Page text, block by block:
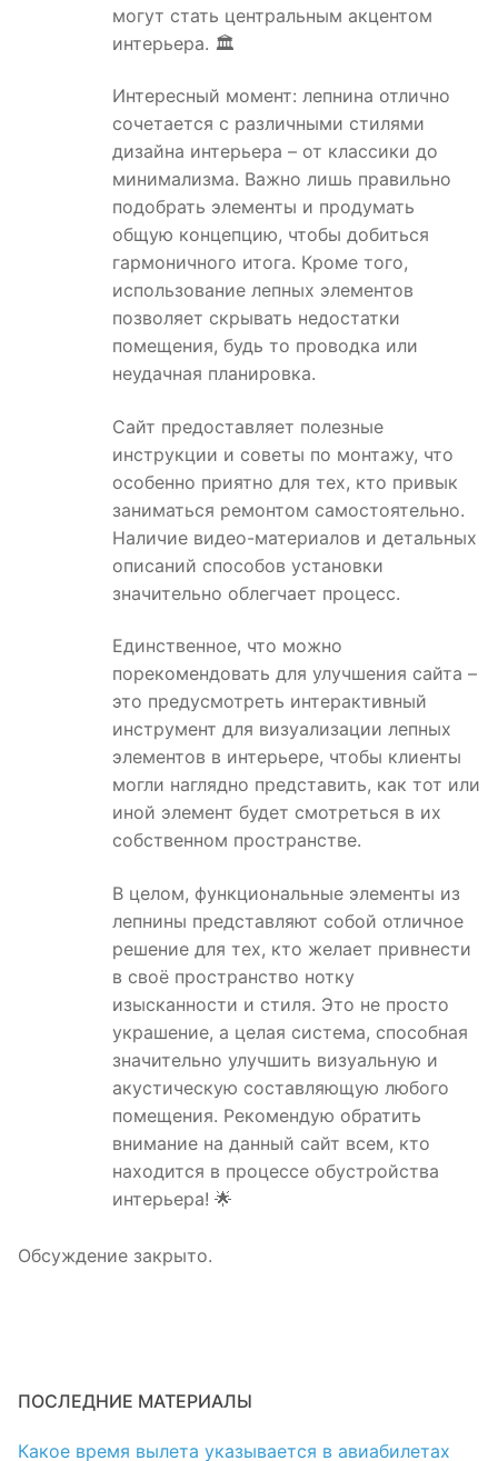
могут стать центральным акцентом
интерьера. 🏛️
Интересный момент: лепнина отлично
сочетается с различными стилями
дизайна интерьера – от классики до
минимализма. Важно лишь правильно
подобрать элементы и продумать
общую концепцию, чтобы добиться
гармоничного итога. Кроме того,
использование лепных элементов
позволяет скрывать недостатки
помещения, будь то проводка или
неудачная планировка.
Сайт предоставляет полезные
инструкции и советы по монтажу, что
особенно приятно для тех, кто привык
заниматься ремонтом самостоятельно.
Наличие видео-материалов и детальных
описаний способов установки
значительно облегчает процесс.
Единственное, что можно
порекомендовать для улучшения сайта –
это предусмотреть интерактивный
инструмент для визуализации лепных
элементов в интерьере, чтобы клиенты
могли наглядно представить, как тот или
иной элемент будет смотреться в их
собственном пространстве.
В целом, функциональные элементы из
лепнины представляют собой отличное
решение для тех, кто желает привнести
в своё пространство нотку
изысканности и стиля. Это не просто
украшение, а целая система, способная
значительно улучшить визуальную и
акустическую составляющую любого
помещения. Рекомендую обратить
внимание на данный сайт всем, кто
находится в процессе обустройства
интерьера! 🌟
Обсуждение закрыто.
ПОСЛЕДНИЕ МАТЕРИАЛЫ
Какое время вылета указывается в авиабилетах